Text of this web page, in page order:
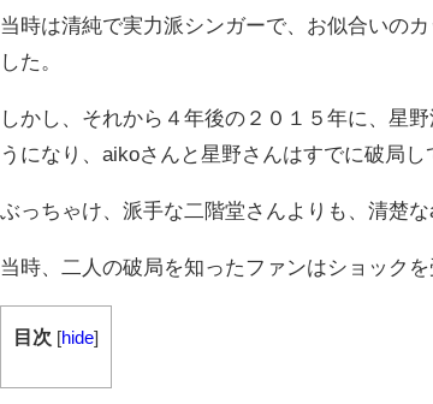
当時は清純で実力派シンガーで、お似合いの
した。
しかし、それから４年後の２０１５年に、星
うになり、aikoさんと星野さんはすでに破局し
ぶっちゃけ、派手な二階堂さんよりも、清楚
当時、二人の破局を知ったファンはショックを
目次 hide